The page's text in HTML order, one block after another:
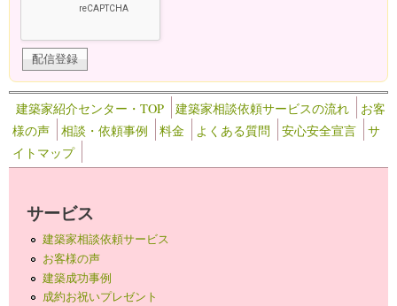
建築家紹介センター・TOP 建築家相談依頼サービスの流れ
お客
様の声
相談・依頼事例 料金 よくある質問 安心安全宣言
サ
イトマップ
サービス
建築家相談依頼サービス
お客様の声
建築成功事例
成約お祝いプレゼント